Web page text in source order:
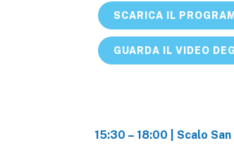
SCARICA IL
GUARDA IL VIDEO
15:30 – 18:00 | Scalo